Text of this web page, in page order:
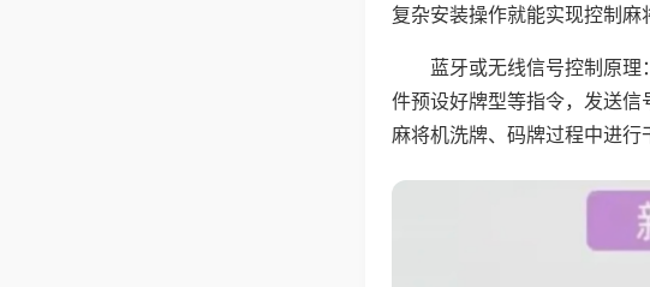
复杂安装操作就能实现控制麻
蓝牙或无线信号控制原
件预设好牌型等指令，发送
麻将机洗牌、码牌过程中进行